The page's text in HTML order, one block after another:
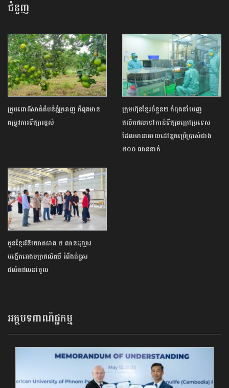
ជំនួញ
ក្រូចពោធិ៍សាត់តំបន់ភ្នំក្រវាញ កំពុងមាន
តម្រូវការទីផ្សារខ្ពស់
ក្រុមហ៊ុនខ្មែរចំនួន២ កំពុងនាំចេញ
ផលិតផលទៅកាន់ទីផ្សារក្រៅប្រទេស
ដែលមានគោលដៅអ្នកប្រើប្រាស់ជាង
៥០០ លាននាក់
កូនខ្មែរវិនិយោគជាង ៥ លានដុល្លារ
បង្កើតរោងចក្រផលិតមី រំពឹងជំនួស
ផលិតផលនាំចូល
អត្ថបទពាណិជ្ជកម្ម